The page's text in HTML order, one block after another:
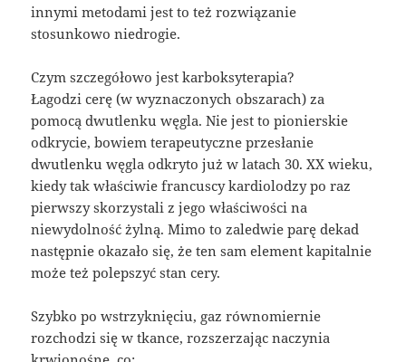
innymi metodami jest to też rozwiązanie
stosunkowo niedrogie.
Czym szczegółowo jest karboksyterapia?
Łagodzi cerę (w wyznaczonych obszarach) za
pomocą dwutlenku węgla. Nie jest to pionierskie
odkrycie, bowiem terapeutyczne przesłanie
dwutlenku węgla odkryto już w latach 30. XX wieku,
kiedy tak właściwie francuscy kardiolodzy po raz
pierwszy skorzystali z jego właściwości na
niewydolność żylną. Mimo to zaledwie parę dekad
następnie okazało się, że ten sam element kapitalnie
może też polepszyć stan cery.
Szybko po wstrzyknięciu, gaz równomiernie
rozchodzi się w tkance, rozszerzając naczynia